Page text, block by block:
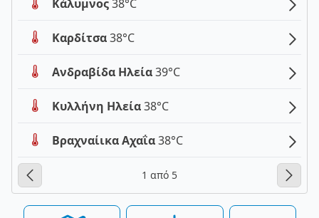
Κάλυμνος38°C
Καρδίτσα38°C
Ανδραβίδα Ηλεία39°C
Κυλλήνη Ηλεία38°C
Βραχναίικα Αχαΐα38°C
1 από 5